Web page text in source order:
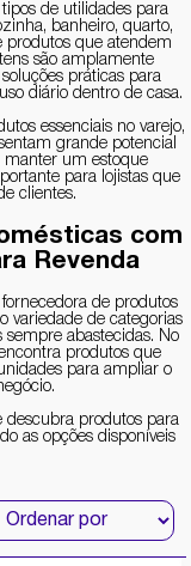
de utilidades para
banheiro, quarto,
produtos que atendem
são amplamente
práticas para
diário dentro de casa.
essenciais no varejo,
grande potencial
manter um estoque
para lojistas que
clientes.
com
Revenda
de produtos
variedade de categorias
abastecidas. No
produtos que
para ampliar o
descubra produtos para
as opções disponíveis